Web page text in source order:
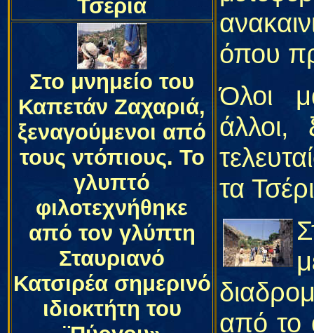
Τσέρια
Στο μνημείο του
Καπετάν Ζαχαριά,
ξεναγούμενοι από
τους ντόπιους. Το
γλυπτό
φιλοτεχνήθηκε
από τον γλύπτη
Σταυριανό
Κατσιρέα σημερινό
ιδιοκτήτη του
όπου
Όλοι
άλλοι,
τα
από το